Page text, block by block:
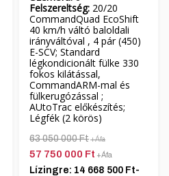
Felszereltség: 20/20
CommandQuad EcoShift
40 km/h váltó baloldali
irányváltóval , 4 pár (450)
E-SCV; Standard
légkondicionált fülke 330
fokos kilátással,
CommandARM-mal és
fülkerugózással ;
AUtoTrac előkészítés;
Légfék (2 körös)
63 050 000 Ft+Áfa
57 750 000 Ft +Áfa
Lízingre: 14 668 500 Ft-